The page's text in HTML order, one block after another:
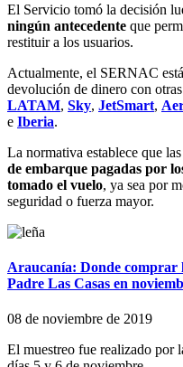
El Servicio tomó la decisión
ningún antecedente que
restituir a los usuarios.
Actualmente, el SERNAC
devolución de dinero con otras
LATAM, Sky, JetSmart,
e Iberia.
La normativa establece que
de embarque pagadas por
tomado el vuelo, ya sea por
seguridad o fuerza mayor.
Araucanía: Donde comprar
Padre Las Casas en
08 de noviembre de 2019
El muestreo fue realizado